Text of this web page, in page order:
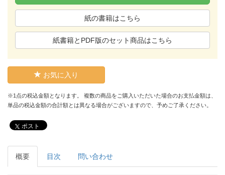
紙の書籍はこちら
紙書籍とPDF版のセット商品はこちら
お気に入り
※1点の税込金額となります。 複数の商品をご購入いただいた場合のお支払金額は、
単品の税込金額の合計額とは異なる場合がございますので、予めご了承ください。
ポスト
概要 目次 問い合わせ